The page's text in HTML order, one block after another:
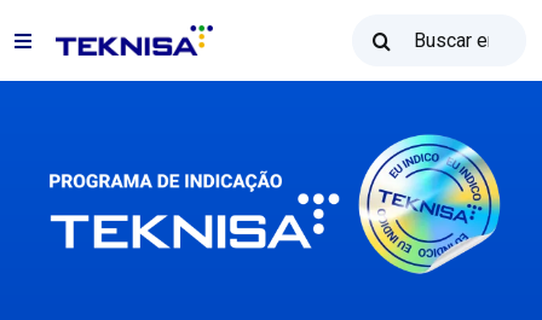
Alternar
navegación
Reventa Teknisa